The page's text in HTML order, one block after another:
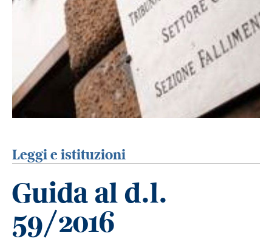
Leggi e istituzioni
Guida al d.l.
59/2016